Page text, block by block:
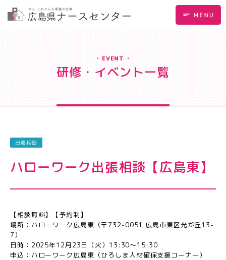
EVENT
研修・イベント一覧
出張相談
ハローワーク出張相談【広島東】
【相談無料】【予約制】
場所：ハローワーク広島東（〒732-0051 広島市東区光が丘13-
7）
日時：2025年12月23日（火）13:30～15:30
申込：ハローワーク広島東（ひろしま人材確保支援コーナー）